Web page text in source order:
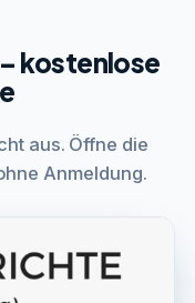
kostenlose
aus. Öffne die
Anmeldung.